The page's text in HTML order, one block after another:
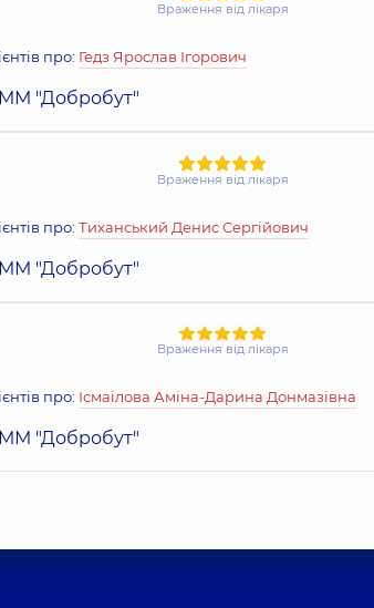
Віталій Ростиславович
дитячий,28 років досвіду
Хірург проктолог,22 років досвіду
Олексій Юрійович
40 років досвіду
Олександр Павлович
Враження від лікаря
про: Гедз Ярослав Ігорович
ММ "Добробут"
Враження від лікаря
про: Тиханський Денис Сергійович
ММ "Добробут"
Враження від лікаря
про: Ісмаілова Аміна-Дарина Донмазівна
ММ "Добробут"